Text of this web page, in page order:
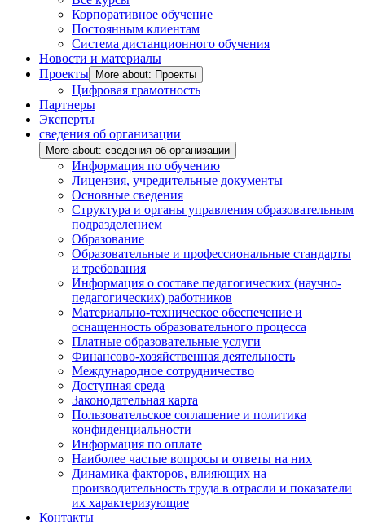
Корпоративное обучение
Постоянным клиентам
Система дистанционного обучения
Новости и материалы
Проекты
More about: Проекты
Цифровая грамотность
Партнеры
Эксперты
сведения об организации
More about: сведения об организации
Информация по обучению
Лицензия, учредительные документы
Основные сведения
Структура и органы управления образовательным
подразделением
Образование
Образовательные и профессиональные стандарты
и требования
Информация о составе педагогических (научно-
педагогических) работников
Материально-техническое обеспечение и
оснащенность образовательного процесса
Платные образовательные услуги
Финансово-хозяйственная деятельность
Международное сотрудничество
Доступная среда
Законодательная карта
Пользовательское соглашение и политика
конфиденциальности
Информация по оплате
Наиболее частые вопросы и ответы на них
Динамика факторов, влияющих на
производительность труда в отрасли и показатели
их характеризующие
Контакты